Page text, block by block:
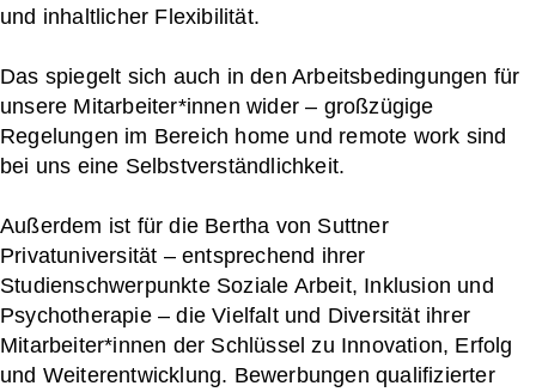
und inhaltlicher Flexibilität.
Das spiegelt sich auch in den Arbeitsbedingungen für
unsere Mitarbeiter*innen wider – großzügige
Regelungen im Bereich home und remote work sind
bei uns eine Selbstverständlichkeit.
Außerdem ist für die Bertha von Suttner
Privatuniversität – entsprechend ihrer
Studienschwerpunkte Soziale Arbeit, Inklusion und
Psychotherapie – die Vielfalt und Diversität ihrer
Mitarbeiter*innen der Schlüssel zu Innovation, Erfolg
und Weiterentwicklung. Bewerbungen qualifizierter